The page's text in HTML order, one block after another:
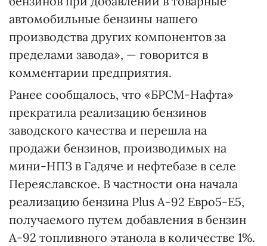
автомобильные бензины нашего
производства других компонентов за
пределами завода», — говорится в
комментарии предприятия.
Ранее сообщалось, что «БРСМ-Нафта»
прекратила реализацию бензинов
заводского качества и перешла на
продажи бензинов, производимых на
мини-НПЗ в Гадяче и нефтебазе в селе
Переяславское. В частности она начала
реализацию бензина Plus А-92 Евро5-Е5,
получаемого путем добавления в бензин
А-92 топливного этанола в количестве 1%.